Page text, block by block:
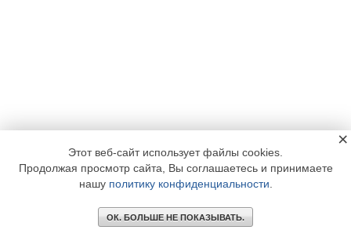
Этот веб-сайт использует файлы cookies.
Продолжая просмотр сайта, Вы соглашаетесь и принимаете
нашу политику конфиденциальности
ОК. БОЛЬШЕ НЕ ПОКАЗЫВАТЬ.
×